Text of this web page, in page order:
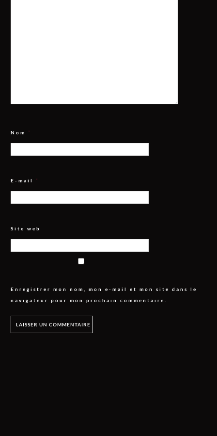
Nom *
E-mail *
Site web
Enregistrer mon nom, mon e-mail et mon site dans le
navigateur pour mon prochain commentaire.